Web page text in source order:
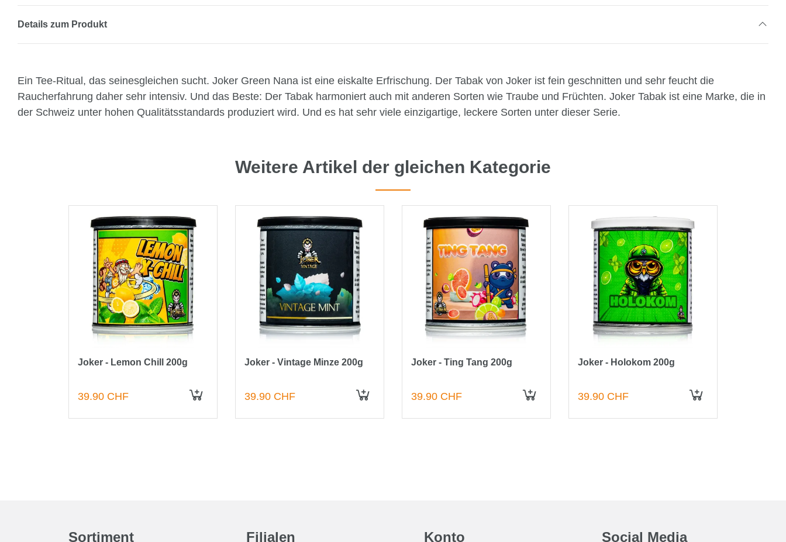
Details zum Produkt
Ein Tee-Ritual, das seinesgleichen sucht. Joker Green Nana ist eine eiskalte Erfrischung. Der Tabak von Joker ist fein geschnitten und sehr feucht die
Raucherfahrung daher sehr intensiv. Und das Beste: Der Tabak harmoniert auch mit anderen Sorten wie Traube und Früchten. Joker Tabak ist eine Marke, die in
der Schweiz unter hohen Qualitätsstandards produziert wird. Und es hat sehr viele einzigartige, leckere Sorten unter dieser Serie.
Weitere Artikel der gleichen Kategorie
Joker - Lemon Chill 200g
39.90 CHF
Joker - Vintage Minze 200g
39.90 CHF
Joker - Ting Tang 200g
39.90 CHF
Joker - Holokom 200g
39.90 CHF
Sortiment Filialen Konto Social Media